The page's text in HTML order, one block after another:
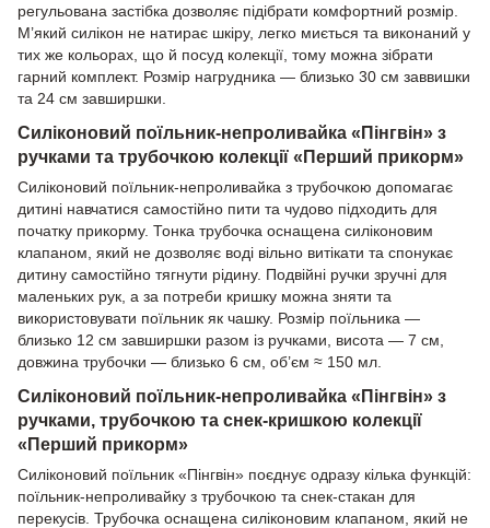
регульована застібка дозволяє підібрати комфортний розмір.
М’який силікон не натирає шкіру, легко миється та виконаний у
тих же кольорах, що й посуд колекції, тому можна зібрати
гарний комплект. Розмір нагрудника — близько 30 см заввишки
та 24 см завширшки.
Силіконовий поїльник-непроливайка «Пінгвін» з
ручками та трубочкою колекції «Перший прикорм»
Силіконовий поїльник-непроливайка з трубочкою допомагає
дитині навчатися самостійно пити та чудово підходить для
початку прикорму. Тонка трубочка оснащена силіконовим
клапаном, який не дозволяє воді вільно витікати та спонукає
дитину самостійно тягнути рідину. Подвійні ручки зручні для
маленьких рук, а за потреби кришку можна зняти та
використовувати поїльник як чашку. Розмір поїльника —
близько 12 см завширшки разом із ручками, висота — 7 см,
довжина трубочки — близько 6 см, об’єм ≈ 150 мл.
Силіконовий поїльник-непроливайка «Пінгвін» з
ручками, трубочкою та снек-кришкою колекції
«Перший прикорм»
Силіконовий поїльник «Пінгвін» поєднує одразу кілька функцій:
поїльник-непроливайку з трубочкою та снек-стакан для
перекусів. Трубочка оснащена силіконовим клапаном, який не